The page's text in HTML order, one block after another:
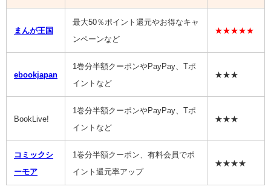
まんが王国
最大50％ポイント還元やお得なキャ
ンペーンなど
★★★★★
ebookjapan
1巻分半額クーポンやPayPay、Tポ
イントなど
★★★
BookLive!
1巻分半額クーポンやPayPay、Tポ
イントなど
★★★
コミックシ
ーモア
1巻分半額クーポン、有料会員でポ
イント還元率アップ
★★★★